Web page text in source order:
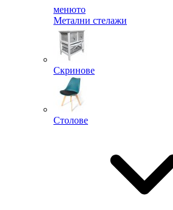
менюто
Метални стелажи
Скринове
Столове